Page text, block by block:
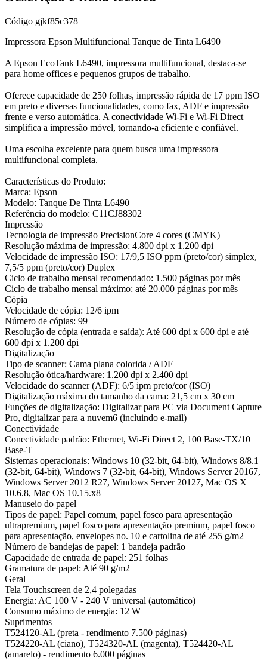
Código gjkf85c378
Impressora Epson Multifuncional Tanque de Tinta L6490
A Epson EcoTank L6490, impressora multifuncional, destaca-se
para home offices e pequenos grupos de trabalho.
Oferece capacidade de 250 folhas, impressão rápida de 17 ppm ISO
em preto e diversas funcionalidades, como fax, ADF e impressão
frente e verso automática. A conectividade Wi-Fi e Wi-Fi Direct
simplifica a impressão móvel, tornando-a eficiente e confiável.
Uma escolha excelente para quem busca uma impressora
multifuncional completa.
Características do Produto:
Marca: Epson
Modelo: Tanque De Tinta L6490
Referência do modelo: C11CJ88302
Impressão
Tecnologia de impressão PrecisionCore 4 cores (CMYK)
Resolução máxima de impressão: 4.800 dpi x 1.200 dpi
Velocidade de impressão ISO: 17/9,5 ISO ppm (preto/cor) simplex,
7,5/5 ppm (preto/cor) Duplex
Ciclo de trabalho mensal recomendado: 1.500 páginas por mês
Ciclo de trabalho mensal máximo: até 20.000 páginas por mês
Cópia
Velocidade de cópia: 12/6 ipm
Número de cópias: 99
Resolução de cópia (entrada e saída): Até 600 dpi x 600 dpi e até
600 dpi x 1.200 dpi
Digitalização
Tipo de scanner: Cama plana colorida / ADF
Resolução ótica/hardware: 1.200 dpi x 2.400 dpi
Velocidade do scanner (ADF): 6/5 ipm preto/cor (ISO)
Digitalização máxima do tamanho da cama: 21,5 cm x 30 cm
Funções de digitalização: Digitalizar para PC via Document Capture
Pro, digitalizar para a nuvem6 (incluindo e-mail)
Conectividade
Conectividade padrão: Ethernet, Wi-Fi Direct 2, 100 Base-TX/10
Base-T
Sistemas operacionais: Windows 10 (32-bit, 64-bit), Windows 8/8.1
(32-bit, 64-bit), Windows 7 (32-bit, 64-bit), Windows Server 20167,
Windows Server 2012 R27, Windows Server 20127, Mac OS X
10.6.8, Mac OS 10.15.x8
Manuseio do papel
Tipos de papel: Papel comum, papel fosco para apresentação
ultrapremium, papel fosco para apresentação premium, papel fosco
para apresentação, envelopes no. 10 e cartolina de até 255 g/m2
Número de bandejas de papel: 1 bandeja padrão
Capacidade de entrada de papel: 251 folhas
Gramatura de papel: Até 90 g/m2
Geral
Tela Touchscreen de 2,4 polegadas
Energia: AC 100 V - 240 V universal (automático)
Consumo máximo de energia: 12 W
Suprimentos
T524120-AL (preta - rendimento 7.500 páginas)
T524220-AL (ciano), T524320-AL (magenta), T524420-AL
(amarelo) - rendimento 6.000 páginas